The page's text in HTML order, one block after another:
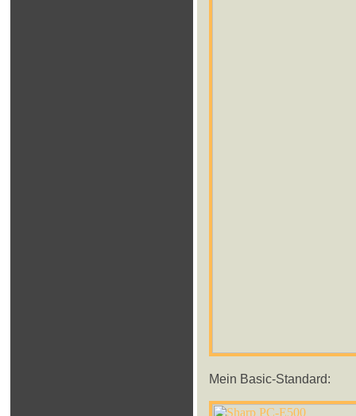
Mein Basic-Standard: